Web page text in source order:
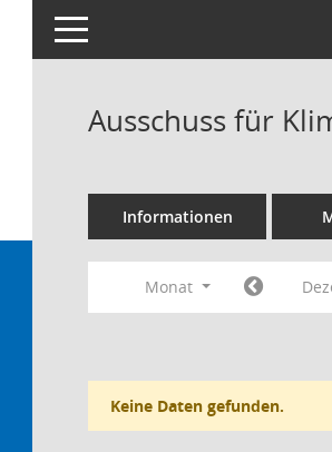
Toggle navigation
Ausschuss für
Informationen
Monat
Keine Daten gefunden.